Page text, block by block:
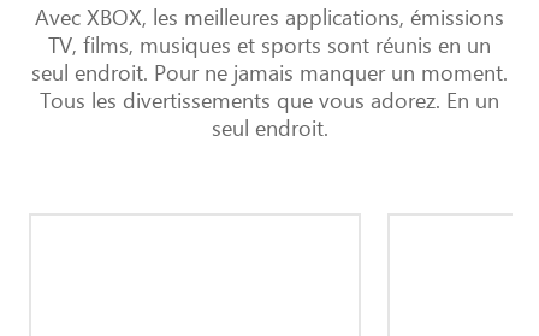
Avec XBOX, les meilleures applications, émissions
TV, films, musiques et sports sont réunis en un
seul endroit. Pour ne jamais manquer un moment.
Tous les divertissements que vous adorez. En un
seul endroit.
Liste